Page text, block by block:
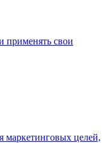
применять свои
маркетинговых целей,